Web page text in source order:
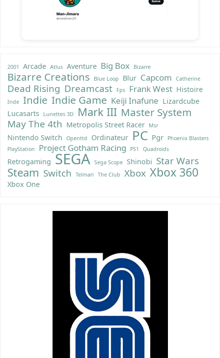
2001 Arcade Atlus Aventure Big Box Bizarre
Bizarre Creations Blue Loop Blur Capcom Catherine
Dead Rising Dreamcast Fps Frank West Histoire
Inde Indie Indie Game Keiji Inafune Lizardcube
Lucasarts
Lunettes 3D Mark III Master System
May The 4th Metropolis Street Racer Msr
Nintendo Switch Openttd Ordinateur PC Pgr
Phoenix Blasters
PlayStation
Project Gotham Racing PS1 Quadroids
Retrogaming SEGA Sega Scope Shinobi Star Wars
Steam Switch Telmari The Club Xbox Xbox 360
Xbox One